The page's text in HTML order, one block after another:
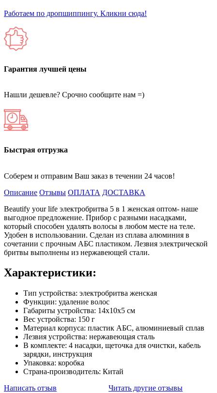
Работаем по дропшиппингу. Кликни сюда!
Гарантия лучшей цены
Нашли дешевле? Срочно сообщите нам =)
Быстрая отгрузка
Соберем и отправим Ваш заказ в течении 24 часов!
Описание Отзывы ОПЛАТА ДОСТАВКА
Beautify your life электробритва 5 в 1 женская оптом- наше
выгодное предложение. Прибор с разными насадками,
который способен удалять волосы в любом месте на теле.
Удобен в использовании. Сделан из сплава алюминия в
сочетании с прочным АБС пластиком. Лезвия электрической
бритвы выполнены из нержавеющей стали.
Характеристики:
Тип устройства: электробритва женская
Функции: удаление волос
Габариты устройства: 14х10х5 см
Вес устройства: 150 г
Материал корпуса: пластик АБС, алюминиевый сплав
Лезвия устройства: нержавеющая сталь
В комплекте: 4 насадки, щеточка для очистки, кабель
зарядки, инструкция
Упаковка: коробка
Страна-производитель: Китай
Написать отзыв
Читать другие отзывы